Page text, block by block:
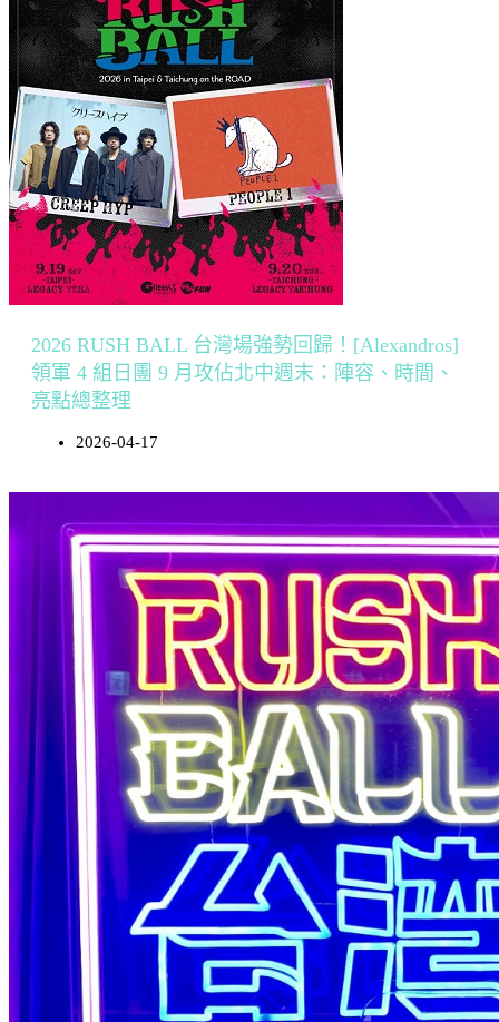
2026 RUSH BALL 台灣場強勢回歸！[Alexandros]
領軍 4 組日團 9 月攻佔北中週末：陣容、時間、
亮點總整理
2026-04-17